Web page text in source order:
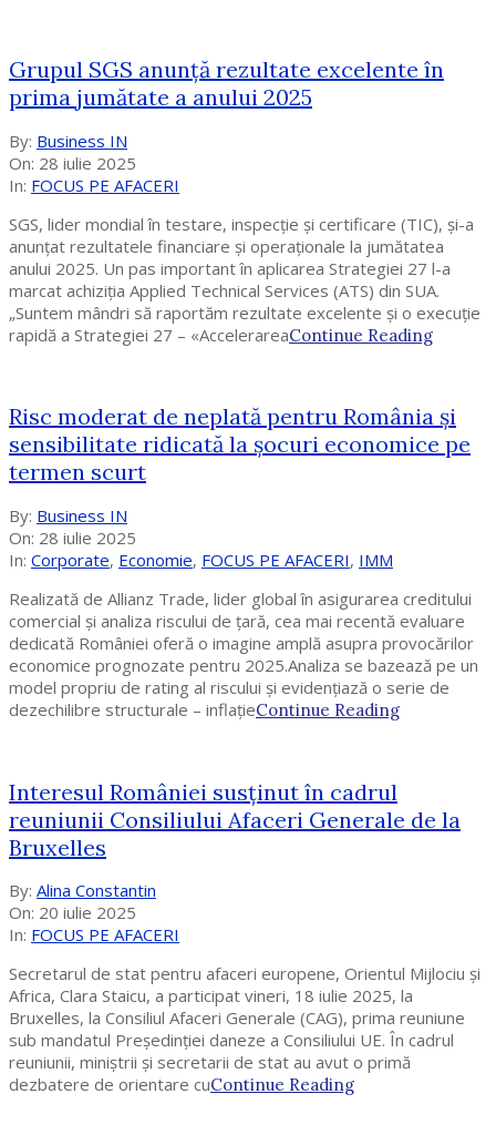
Grupul SGS anunță rezultate excelente în
prima jumătate a anului 2025
2025-
07-
28
By: Business IN
On: 28 iulie 2025
In: FOCUS PE AFACERI
SGS, lider mondial în testare, inspecție și certificare (TIC), și-a
anunțat rezultatele financiare și operaționale la jumătatea
anului 2025. Un pas important în aplicarea Strategiei 27 l-a
marcat achiziția Applied Technical Services (ATS) din SUA.
„Suntem mândri să raportăm rezultate excelente și o execuție
rapidă a Strategiei 27 – «AccelerareaContinue Reading
Risc moderat de neplată pentru România și
sensibilitate ridicată la șocuri economice pe
termen scurt
2025-
07-
28
By: Business IN
On: 28 iulie 2025
In: Corporate, Economie, FOCUS PE AFACERI, IMM
Realizată de Allianz Trade, lider global în asigurarea creditului
comercial și analiza riscului de țară, cea mai recentă evaluare
dedicată României oferă o imagine amplă asupra provocărilor
economice prognozate pentru 2025.Analiza se bazează pe un
model propriu de rating al riscului și evidențiază o serie de
dezechilibre structurale – inflațieContinue Reading
Interesul României susținut în cadrul
reuniunii Consiliului Afaceri Generale de la
Bruxelles
2025-
07-
20
By: Alina Constantin
On: 20 iulie 2025
In: FOCUS PE AFACERI
Secretarul de stat pentru afaceri europene, Orientul Mijlociu și
Africa, Clara Staicu, a participat vineri, 18 iulie 2025, la
Bruxelles, la Consiliul Afaceri Generale (CAG), prima reuniune
sub mandatul Președinției daneze a Consiliului UE. În cadrul
reuniunii, miniștrii și secretarii de stat au avut o primă
dezbatere de orientare cuContinue Reading